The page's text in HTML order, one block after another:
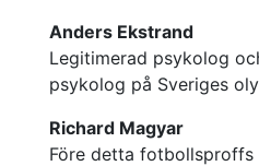
Anders Ekstrand
Legitimerad psykolog
psykolog på Sveriges
Richard Magyar
Före detta fotbollsproffs